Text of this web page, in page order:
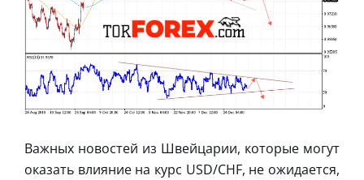
Важных новостей из Швейцарии, которые могут
оказать влияние на курс USD/CHF, не ожидается,